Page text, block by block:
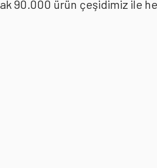
ürün çeşidimiz ile her